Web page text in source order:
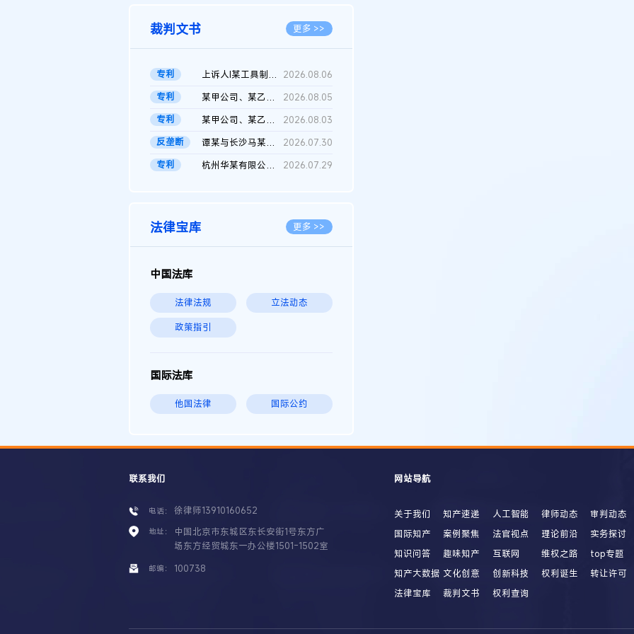
裁判文书 更多 >>
专利 上诉人I某工具制品有限公司与被上诉人程某及一审被告中华人民共和...
2026.08.06
专利
某甲公司、某乙公司、某丙公司申请诉前行为保全复议裁定书
2026.08.05
专利
某甲公司、某乙公司、官某与某丙公司专利申请权权属纠纷 二审判决...
2026.08.03
反垄断
谭某与长沙马某堆农产品股份有限公司滥用市场支配地位纠纷二审裁...
2026.07.30
专利
杭州华某有限公司与菲某有限公司侵害发明专利权纠纷 2026.07.29
法律宝库 更多 >>
中国法库
法律法规 立法动态
政策指引
国际法库
他国法律 国际公约
联系我们
电话： 徐律师13910160652
地址：
中国北京市东城区东长安街1号东方广
场东方经贸城东一办公楼1501-1502室
邮编： 100738
网站导航
关于我们 知产速递 人工智能 律师动态
审判动态
国际知产
案例聚焦 法官视点 理论前沿
实务探讨
知识问答
趣味知产 互联网 维权之路
top专题
知产大数据 文化创意 创新科技 权利诞生
转让许可
法律宝库
裁判文书 权利查询